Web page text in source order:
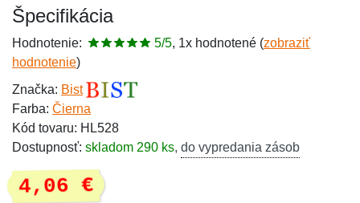
Špecifikácia
Hodnotenie: 5/5, 1x hodnotené (zobraziť
hodnotenie)
Značka: Bist
Farba: Čierna
Kód tovaru: HL528
Dostupnosť: skladom 290 ks, do vypredania zásob
4,06 €